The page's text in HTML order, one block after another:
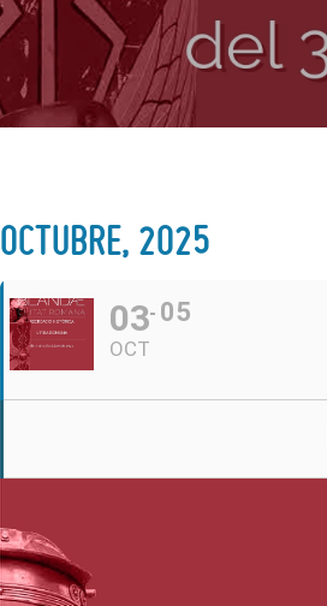
OCTUBRE, 2025
03
OCT
05